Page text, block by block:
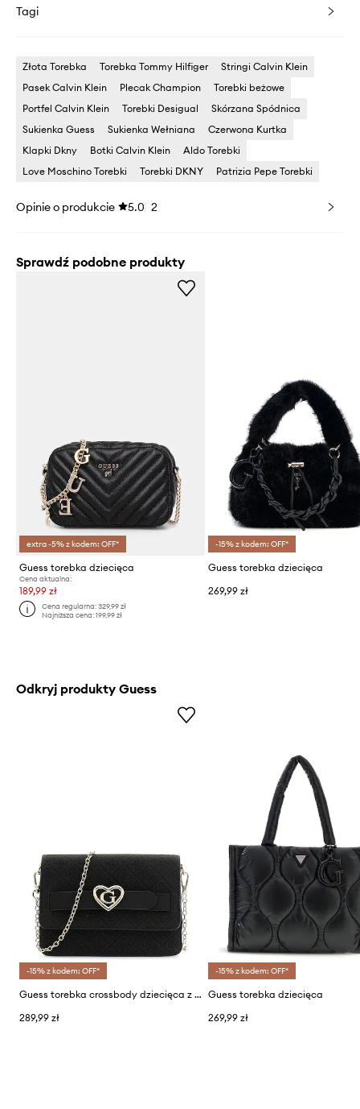
Tagi
Złota Torebka Torebka Tommy Hilfiger
Stringi Calvin Klein
Pasek Calvin Klein
Plecak Champion
Torebki beżowe
Portfel Calvin Klein
Torebki Desigual
Skórzana Spódnica
Sukienka Guess
Sukienka Wełniana
Czerwona Kurtka
Klapki Dkny
Botki Calvin Klein
Aldo Torebki
Love Moschino Torebki
Torebki DKNY Patrizia Pepe Torebki
Opinie o produkcie 5.0 2
Sprawdź podobne produkty
extra -5% z kodem: OFF*
Guess torebka dziecięca
Cena aktualna:
189,99 zł
Cena regularna:329,99 zł
Najniższa cena:199,99 zł
-15% z kodem: OFF*
Guess torebka dziecięca
269,99 zł
Odkryj produkty Guess
-15% z kodem: OFF*
Guess torebka crossbody dziecięca z imitacji skóry
289,99 zł
-15% z kodem: OFF*
Guess torebka dziecięca
269,99 zł